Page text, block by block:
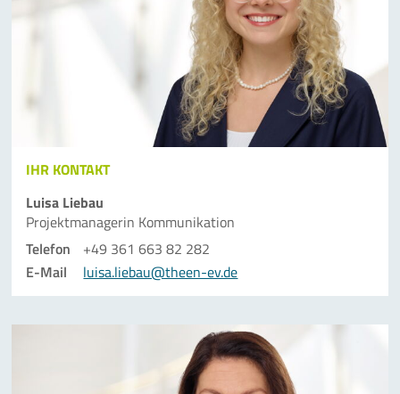
IHR KONTAKT
Luisa Liebau
Projektmanagerin Kommunikation
Telefon
+49 361 663 82 282
E-Mail
luisa.liebau@theen-ev.de